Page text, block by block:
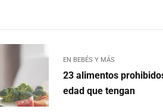
EN BEBÉS Y MÁS
23 alimentos
edad que tengan